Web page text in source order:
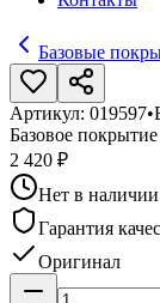
Базовые
Артикул: 019597•
Базовое
2 420 ₽
Нет в наличии
Гарантия
Оригинал